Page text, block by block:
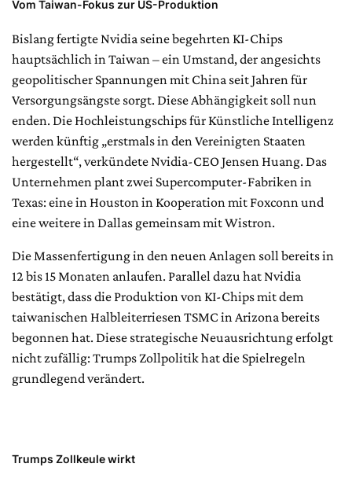
Vom Taiwan-Fokus zur US-Produktion
Bislang fertigte Nvidia seine begehrten KI-Chips
hauptsächlich in Taiwan – ein Umstand, der angesichts
geopolitischer Spannungen mit China seit Jahren für
Versorgungsängste sorgt. Diese Abhängigkeit soll nun
enden. Die Hochleistungschips für Künstliche Intelligenz
werden künftig „erstmals in den Vereinigten Staaten
hergestellt“, verkündete Nvidia-CEO Jensen Huang. Das
Unternehmen plant zwei Supercomputer-Fabriken in
Texas: eine in Houston in Kooperation mit Foxconn und
eine weitere in Dallas gemeinsam mit Wistron.
Die Massenfertigung in den neuen Anlagen soll bereits in
12 bis 15 Monaten anlaufen. Parallel dazu hat Nvidia
bestätigt, dass die Produktion von KI-Chips mit dem
taiwanischen Halbleiterriesen TSMC in Arizona bereits
begonnen hat. Diese strategische Neuausrichtung erfolgt
nicht zufällig: Trumps Zollpolitik hat die Spielregeln
grundlegend verändert.
Trumps Zollkeule wirkt